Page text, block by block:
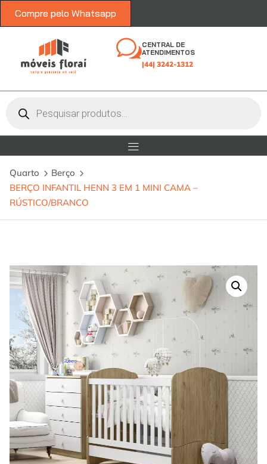
Compre pelo Whatsapp
CENTRAL DE
ATENDIMENTOS
|44| 3242-1312
Quarto
Berço
BERÇO INFANTIL HENN 3 EM 1 MINI CAMA –
RÚSTICO/BRANCO